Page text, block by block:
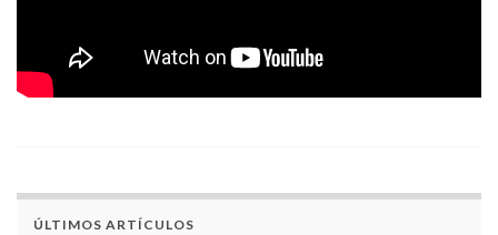
ÚLTIMOS ARTÍCULOS